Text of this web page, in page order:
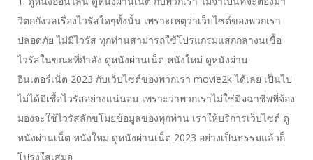
วิตกกังวลเรื่องไวรัสใดๆทั้งนั้น เพราะเหตุว่าเว็บไซต์ของพวกเรา
ปลอดภัย ไม่มีไวรัส ทุกท่านสามารถใช้โปรแกรมแสกกลางนเชื้อ
ไวรัสในขณะที่กำลัง ดูหนังผ่านเน็ต หนังใหม่ ดูหนังผ่าน
อินเตอร์เน็ต 2023 กับเว็บไซต์ของพวกเรา movie2k ได้เลย เป็นไป
ไม่ได้มีเชื้อไวรัสอย่างแน่นอน เพราะว่าพวกเราไม่ใช่มิจฉาชีพที่จ้อง
มองจะใช้ไวรัสลักขโมยข้อมูลของทุกท่าน เราให้บริการเว็บไซต์ ดู
หนังผ่านเน็ต หนังใหม่ ดูหนังผ่านเน็ต 2023 อย่างเป็นธรรมแล้วก็
โปร่งใสเสมอ